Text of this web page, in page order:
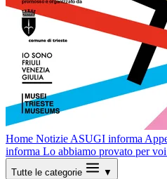
Home Notizie ASUGI informa
informa Lo abbiamo provato per voi
Tutte le categorie ▼